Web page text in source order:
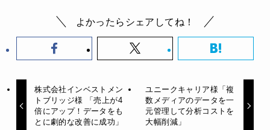
よかったらシェアしてね！
株式会社インベストメン
トブリッジ様 「売上が4
倍にアップ！データをも
とに劇的な改善に成功」
ユニークキャリア様「複
数メディアのデータを一
元管理して分析コストを
大幅削減」